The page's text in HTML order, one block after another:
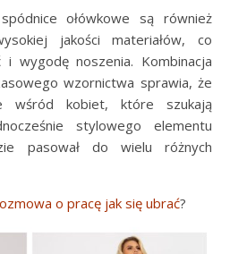
ołówkowe są również
jakości materiałów, co
i wygodę noszenia. Kombinacja
wzornictwa sprawia, że
wśród kobiet, które szukają
stylowego elementu
pasował do wielu różnych
o pracę jak się ubrać?